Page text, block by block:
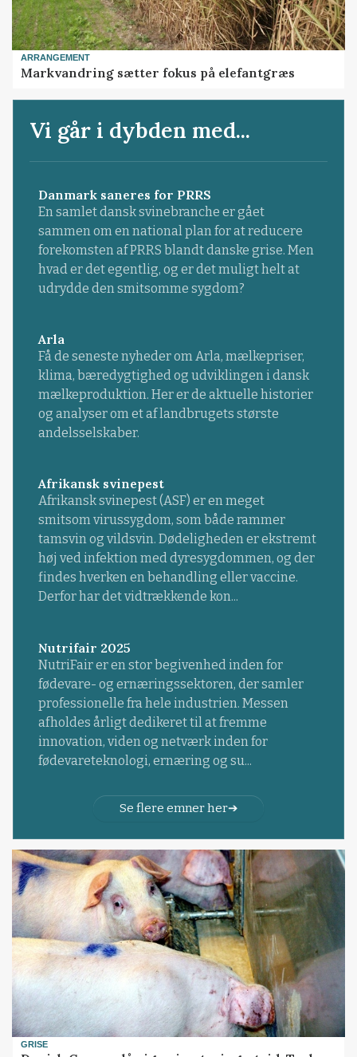
ARRANGEMENT
Markvandring sætter fokus på elefantgræs
Vi går i dybden med...
Danmark saneres for PRRS
En samlet dansk svinebranche er gået
sammen om en national plan for at reducere
forekomsten af PRRS blandt danske grise. Men
hvad er det egentlig, og er det muligt helt at
udrydde den smitsomme sygdom?
Arla
Få de seneste nyheder om Arla, mælkepriser,
klima, bæredygtighed og udviklingen i dansk
mælkeproduktion. Her er de aktuelle historier
og analyser om et af landbrugets største
andelsselskaber.
Afrikansk svinepest
Afrikansk svinepest (ASF) er en meget
smitsom virussygdom, som både rammer
tamsvin og vildsvin. Dødeligheden er ekstremt
høj ved infektion med dyresygdommen, og der
findes hverken en behandling eller vaccine.
Derfor har det vidtrækkende kon...
Nutrifair 2025
NutriFair er en stor begivenhed inden for
fødevare- og ernæringssektoren, der samler
professionelle fra hele industrien. Messen
afholdes årligt dedikeret til at fremme
innovation, viden og netværk inden for
fødevareteknologi, ernæring og su...
Se flere emner her
GRISE